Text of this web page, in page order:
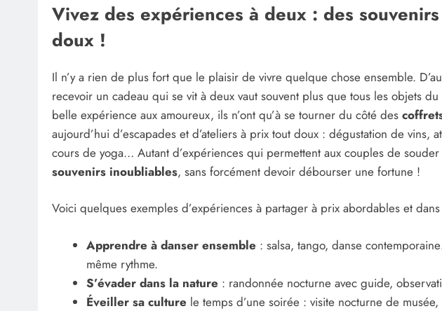
Vivez des expériences à deux : des
doux !
Il n’y a rien de plus fort que le plaisir de vivre quelque chose ensemble.
recevoir un cadeau qui se vit à deux vaut souvent plus que tous les objets
belle expérience aux amoureux, ils n’ont qu’à se tourner du côté des
aujourd’hui d’escapades et d’ateliers à prix tout doux : dégustation de vins,
cours de yoga… Autant d’expériences qui permettent aux couples de
souvenirs inoubliables, sans forcément devoir débourser une fortune !
Voici quelques exemples d’expériences à partager à prix abordables et
Apprendre à danser ensemble : salsa, tango, danse
même rythme.
S’évader dans la nature : randonnée nocturne avec guide,
Éveiller sa culture le temps d’une soirée : visite nocturne de